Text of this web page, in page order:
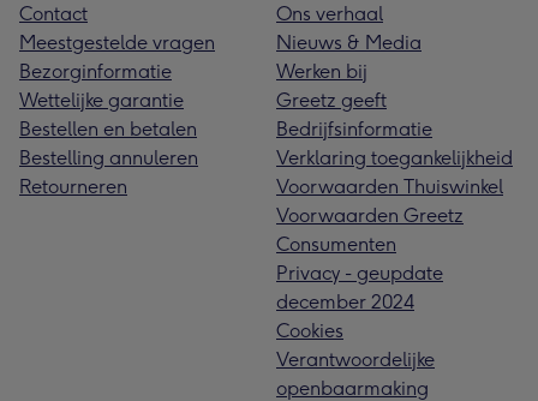
Contact
Meestgestelde vragen
Bezorginformatie
Wettelijke garantie
Bestellen en betalen
Bestelling annuleren
Retourneren
Ons verhaal
Nieuws & Media
Werken bij
Greetz geeft
Bedrijfsinformatie
Verklaring toegankelijkheid
Voorwaarden Thuiswinkel
Voorwaarden Greetz
Consumenten
Privacy - geupdate
december 2024
Cookies
Verantwoordelijke
openbaarmaking